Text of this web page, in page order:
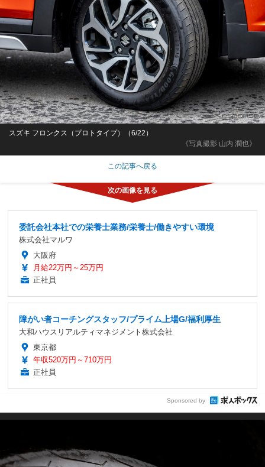
《写真撮影 山内 潤也》
スズキ フロンクス（プロトタイプ）（6/22）
この記事へ戻る
委託会社本社での栄養士業務/栄養士/働きやすい環境
株式会社マルワ
大阪府
月給22万円～25万円
正社員
障がい者コーチングスタッフ/プライム上場G/福利厚生
大和ハウスリアルティマネジメント株式会社
東京都
年収520万円～710万円
正社員
Sponsored by